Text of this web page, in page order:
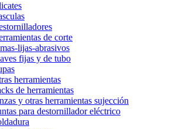
de corte
lijas-abrasivos
fijas y de tubo
herramientas
de herramientas
y otras herramientas sujección
para destornillador eléctrico